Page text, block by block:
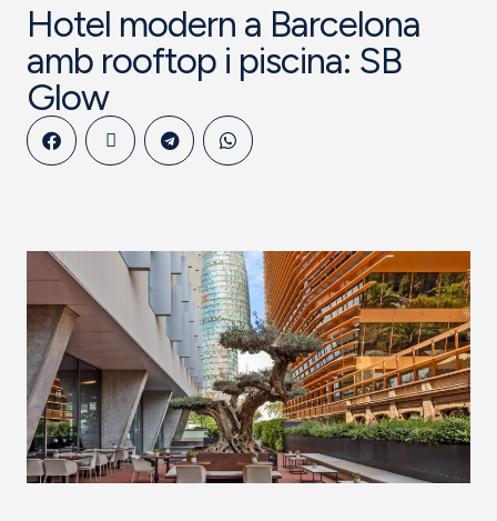
Hotel modern a Barcelona
amb rooftop i piscina: SB
Glow